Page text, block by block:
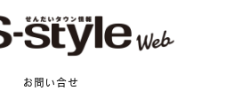
お問い合せ